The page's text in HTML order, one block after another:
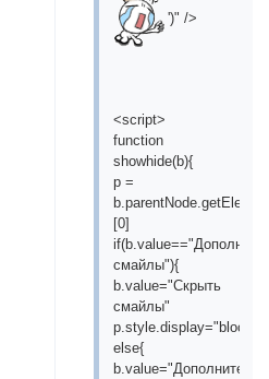
')" />
<script>
function
showhide(b){
p =
[0]
смайлы"){
b.value="Скрыть
смайлы"
p.style.display="block"}
else{